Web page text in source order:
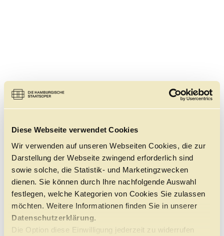
Diese Webseite verwendet Cookies
Wir verwenden auf unseren Webseiten Cookies, die zur
Darstellung der Webseite zwingend erforderlich sind
sowie solche, die Statistik- und Marketingzwecken
dienen. Sie können durch Ihre nachfolgende Auswahl
festlegen, welche Kategorien von Cookies Sie zulassen
möchten. Weitere Informationen finden Sie in unserer
Datenschutzerklärung.
Die Option diese Einwilligung jederzeit zu widerrufen